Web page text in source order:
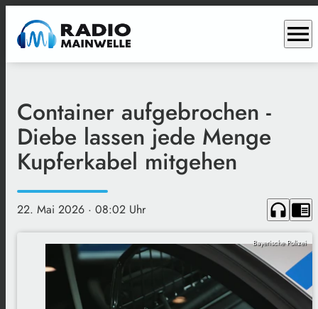
menu
Container aufgebrochen -
Diebe lassen jede Menge
Kupferkabel mitgehen
22. Mai 2026 · 08:02 Uhr headphones chrome_reader_mode
Bayerische Polizei